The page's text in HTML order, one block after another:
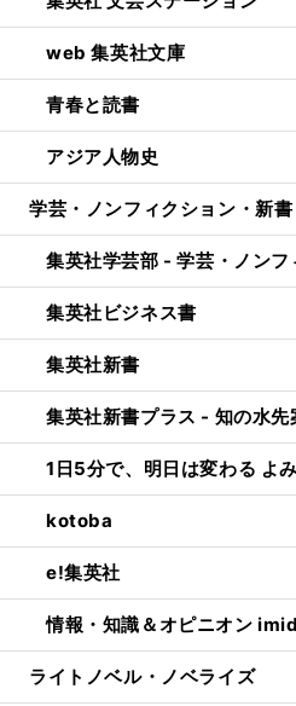
web 集英社文庫
青春と読書
アジア人物史
学芸・ノンフィクション・新書
集英社学芸部 - 学芸・ノンフ
集英社ビジネス書
集英社新書
集英社新書プラス - 知の水先
1日5分で、明日は変わる よ
kotoba
e!集英社
情報・知識＆オピニオン
ライトノベル・ノベライズ